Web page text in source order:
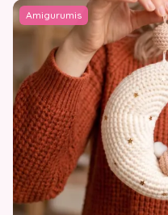
Amigurumis